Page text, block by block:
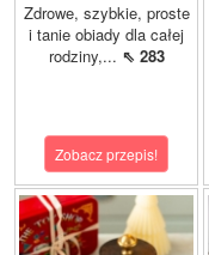
Zdrowe, szybkie, proste
i tanie obiady dla całej
rodziny,... ⇖ 283
Zobacz przepis!